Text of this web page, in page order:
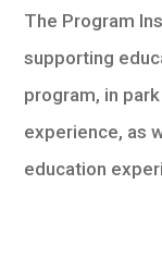
The Program
supporting
program, in
experience, as
education